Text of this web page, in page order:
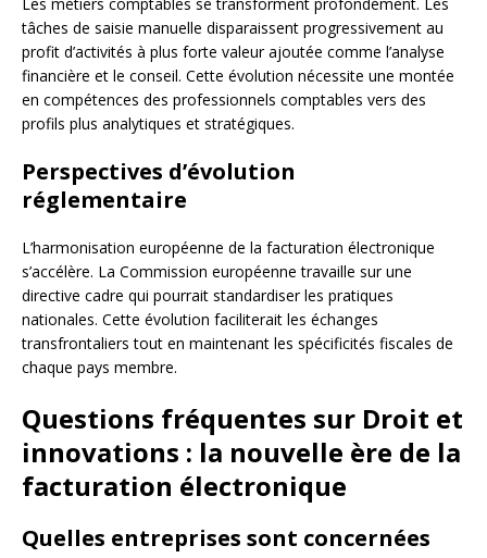
tâches de saisie manuelle disparaissent progressivement au
profit d’activités à plus forte valeur ajoutée comme l’analyse
financière et le conseil. Cette évolution nécessite une montée
en compétences des professionnels comptables vers des
profils plus analytiques et stratégiques.
Perspectives d’évolution
réglementaire
L’harmonisation européenne de la facturation électronique
s’accélère. La Commission européenne travaille sur une
directive cadre qui pourrait standardiser les pratiques
nationales. Cette évolution faciliterait les échanges
transfrontaliers tout en maintenant les spécificités fiscales de
chaque pays membre.
Questions fréquentes sur Droit et
innovations : la nouvelle ère de la
facturation électronique
Quelles entreprises sont concernées